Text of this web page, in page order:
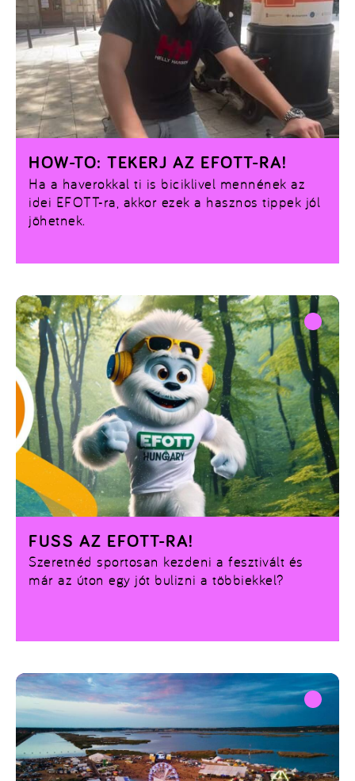
Ha a haverokkal ti is biciklivel mennének az
idei EFOTT-ra, akkor ezek a hasznos tippek jól
jöhetnek.
HOW-TO: TEKERJ AZ EFOTT-RA!
Szeretnéd sportosan kezdeni a fesztivált és
már az úton egy jót bulizni a többiekkel?
FUSS AZ EFOTT-RA!